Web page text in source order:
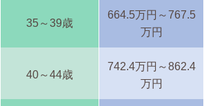
35～39歳
664.5万円～767.5
万円
40～44歳
742.4万円～862.4
万円